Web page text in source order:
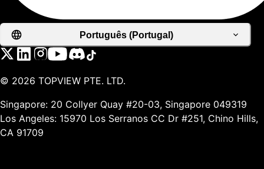
Português (Portugal)
© 2026 TOPVIEW PTE. LTD.
Singapore: 20 Collyer Quay #20-03, Singapore 049319
Los Angeles: 15970 Los Serranos CC Dr #251, Chino Hills,
CA 91709